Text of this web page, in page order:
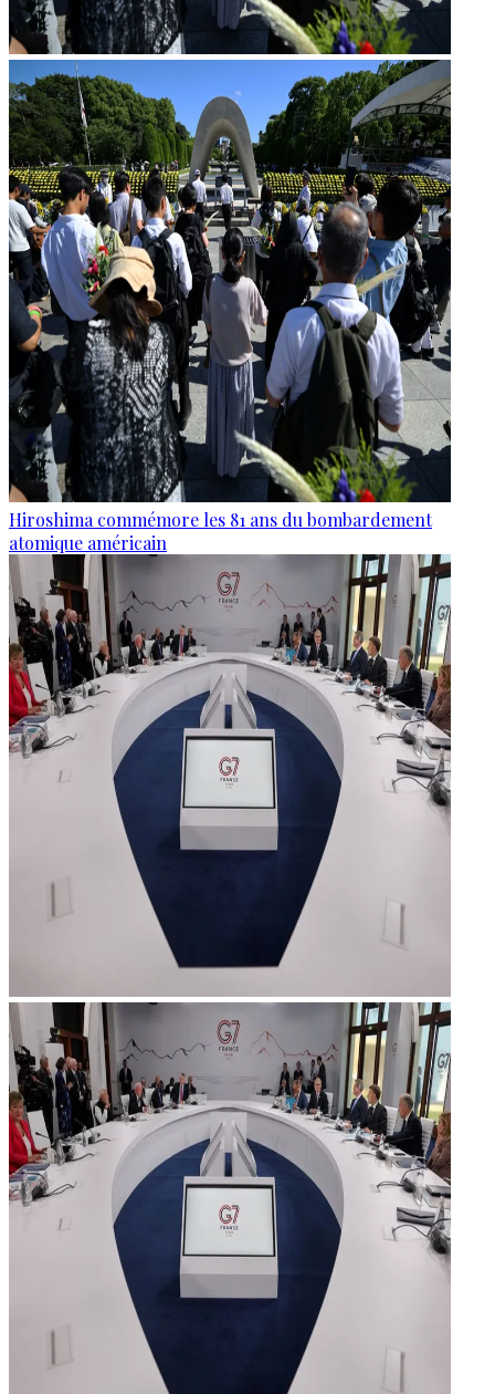
Hiroshima commémore les 81 ans du bombardement
atomique américain